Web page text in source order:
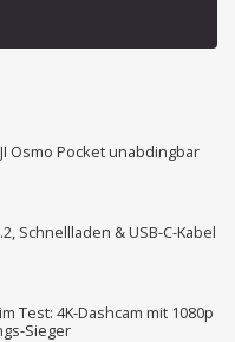
Osmo Pocket unabdingbar
Schnellladen & USB-C-Kabel
Test: 4K-Dashcam mit 1080p
Sieger